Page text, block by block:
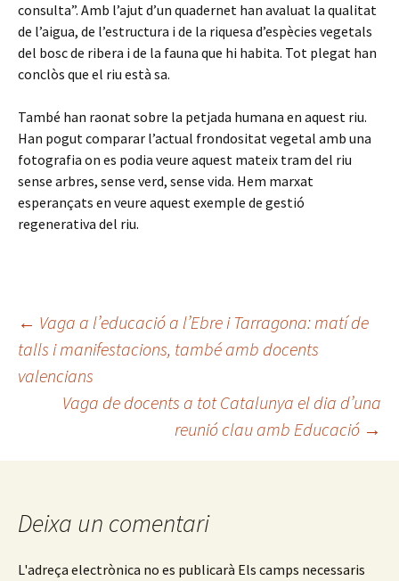
consulta”. Amb l’ajut d’un quadernet han avaluat la qualitat
de l’aigua, de l’estructura i de la riquesa d’espècies vegetals
del bosc de ribera i de la fauna que hi habita. Tot plegat han
conclòs que el riu està sa.
També han raonat sobre la petjada humana en aquest riu.
Han pogut comparar l’actual frondositat vegetal amb una
fotografia on es podia veure aquest mateix tram del riu
sense arbres, sense verd, sense vida. Hem marxat
esperançats en veure aquest exemple de gestió
regenerativa del riu.
Navegació
pels
articles
← Vaga a l’educació a l’Ebre i Tarragona: matí de
talls i manifestacions, també amb docents
valencians
Vaga de docents a tot Catalunya el dia d’una
reunió clau amb Educació →
Deixa un comentari
L'adreça electrònica no es publicarà Els camps necessaris